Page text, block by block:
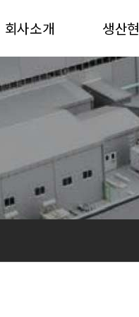
회사소개
인사말
연혁
밀양공장 조직도
오시는 길
생산
생산